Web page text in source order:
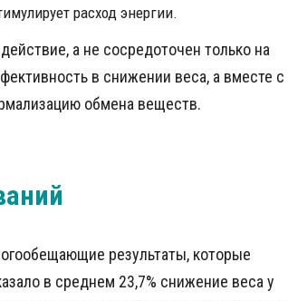
расход энергии.
а не сосредоточен только на
в снижении веса, а вместе с
обмена веществ.
результаты, которые
в среднем 23,7% снижение веса у